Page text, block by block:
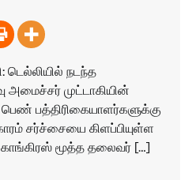
டெல்லியில் நடந்த
அமைச்சர் முட்டாகியின்
பெண் பத்திரிகையாளர்களுக்கு
சர்ச்சையை கிளப்பியுள்ள
மூத்த தலைவர் […]